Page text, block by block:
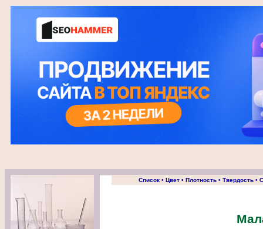
Список• Цвет• Плотность• Твердость•